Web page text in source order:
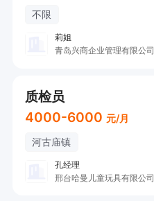
不限
莉姐
青岛兴商企业管理有限公司
质检员
4000-6000 元/月
河古庙镇
孔经理
邢台哈曼儿童玩具有限公司